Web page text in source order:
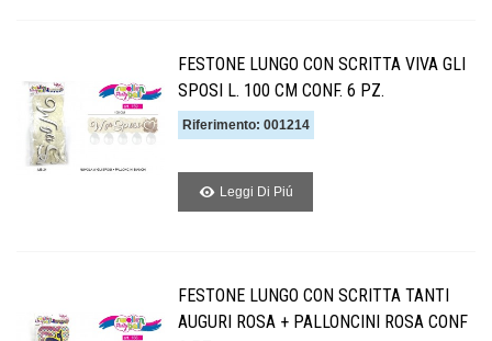
FESTONE LUNGO CON SCRITTA VIVA GLI
SPOSI L. 100 CM CONF. 6 PZ.
Riferimento: 001214
Leggi Di Piú
FESTONE LUNGO CON SCRITTA TANTI
AUGURI ROSA + PALLONCINI ROSA CONF